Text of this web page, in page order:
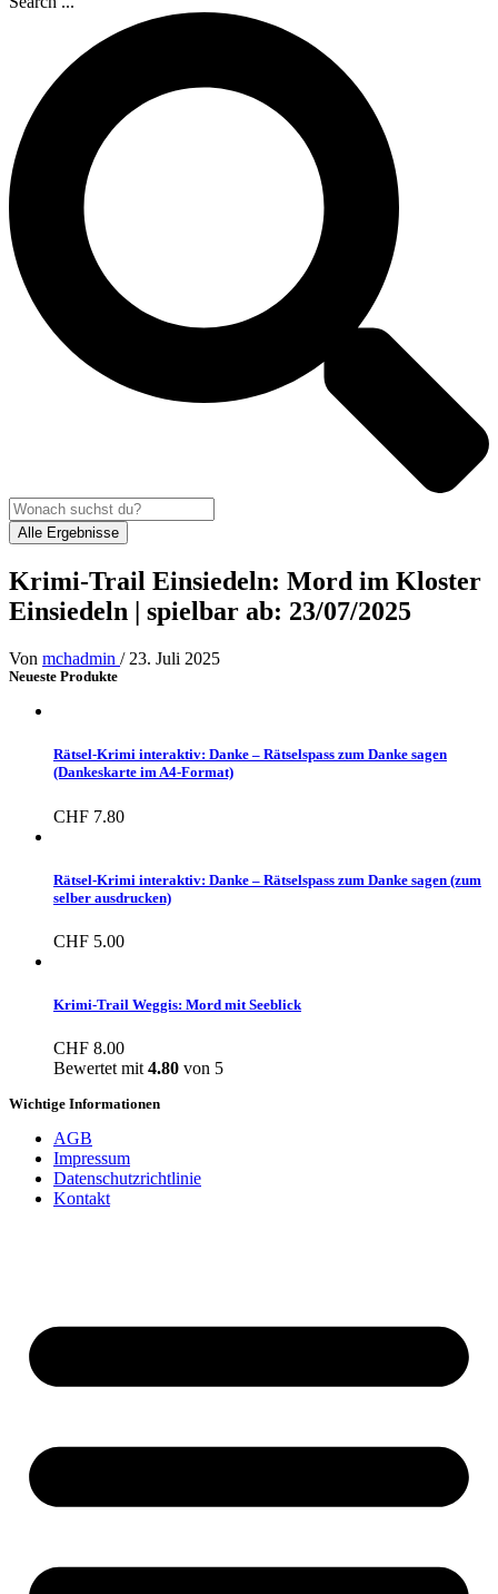
Alle Ergebnisse
Krimi-Trail Einsiedeln: Mord im Kloster
Einsiedeln | spielbar ab: 23/07/2025
Von mchadmin / 23. Juli 2025
Neueste Produkte
Rätsel-Krimi interaktiv: Danke – Rätselspass zum Danke sagen
(Dankeskarte im A4-Format)
CHF 7.80
Rätsel-Krimi interaktiv: Danke – Rätselspass zum Danke sagen (zum
selber ausdrucken)
CHF 5.00
Krimi-Trail Weggis: Mord mit Seeblick
CHF 8.00
Bewertet mit 4.80 von 5
Wichtige Informationen
AGB
Impressum
Datenschutzrichtlinie
Kontakt